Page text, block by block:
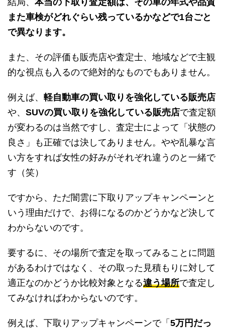
結局、 本当の下取り査定額は、その車の年式や品質
また車検がどれぐらい残っているかなどで1台ごと
で異なります。
また、その評価も販売店や査定士、地域などで主観
的な視点も入るので絶対的なものでもありません。
例えば、 軽自動車の買い取りを強化している販売店
や、 SUVの買い取りを強化している販売店で査定額
が変わるのは当然ですし、査定士によって「状態の
良さ」も正確では決してありません。やや乱暴な言
い方をすれば女性の好みがそれぞれ違うのと一緒で
す（笑）
ですから、ただ闇雲に下取りアップキャンペーンと
いう理由だけで、お得になるのかどうかなど決して
わからないのです。
要するに、その場所で査定を取ってみることに問題
があるわけではなく、その取った見積もりに対して
適正なのかどうか比較対象となる違う場所で査定し
てみなければわからないのです。
例えば、下取りアップキャンペーンで「 5万円だっ